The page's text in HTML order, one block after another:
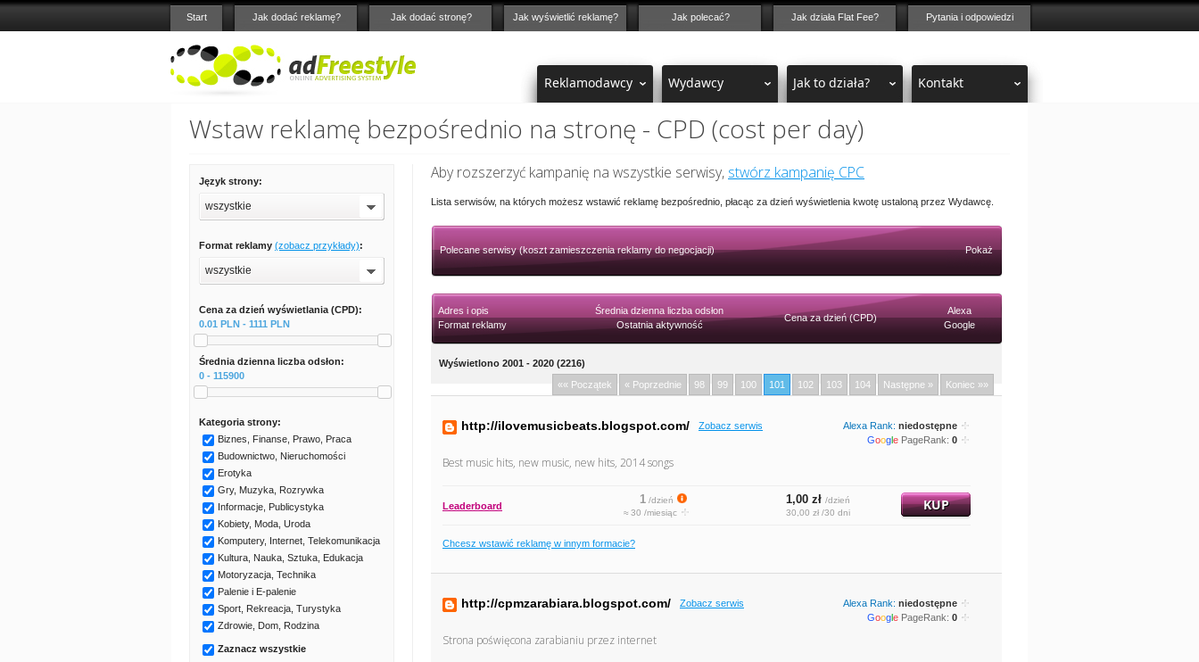
Start Jak dodać reklamę? Jak dodać stronę? Jak wyświetlić reklamę? Jak polecać? Jak działa Flat Fee? Pytania i odpowiedzi
Reklamodawcy Wydawcy Jak to działa? Kontakt
Wstaw reklamę bezpośrednio na stronę - CPD (cost per day)
Język strony:
wszystkie
Format reklamy (zobacz przykłady):
wszystkie
Cena za dzień wyświetlania (CPD):
0.01 PLN - 1111 PLN
Średnia dzienna liczba odsłon:
0 - 115900
Kategoria strony:
Biznes, Finanse, Prawo, Praca
Budownictwo, Nieruchomości
Erotyka
Gry, Muzyka, Rozrywka
Informacje, Publicystyka
Kobiety, Moda, Uroda
Komputery, Internet, Telekomunikacja
Kultura, Nauka, Sztuka, Edukacja
Motoryzacja, Technika
Palenie i E-palenie
Sport, Rekreacja, Turystyka
Zdrowie, Dom, Rodzina
Zaznacz wszystkie
Aby rozszerzyć kampanię na wszystkie serwisy, stwórz kampanię CPC
Lista serwisów, na których możesz wstawić reklamę bezpośrednio, płacąc za dzień wyświetlenia kwotę ustaloną przez Wydawcę.
Polecane serwisy (koszt zamieszczenia reklamy do negocjacji) Pokaż
Adres i opis
Format reklamy
Średnia dzienna liczba odsłon
Ostatnia aktywność
Cena za dzień (CPD)
Alexa
Google
Wyświetlono 2001 - 2020 (2216)
«« Początek
« Poprzednie 98 99 100 101 102 103 104 Następne » Koniec »»
http://ilovemusicbeats.blogspot.com/ Zobacz serwis Alexa Rank: niedostępne
Google PageRank: 0
Best music hits, new music, new hits, 2014 songs
Leaderboard 1 /dzień
≈ 30 /miesiąc
1,00 zł /dzień
30,00 zł /30 dni
KUP
Chcesz wstawić reklamę w innym formacie?
http://cpmzarabiara.blogspot.com/ Zobacz serwis Alexa Rank: niedostępne
Google PageRank: 0
Strona poświęcona zarabianiu przez internet